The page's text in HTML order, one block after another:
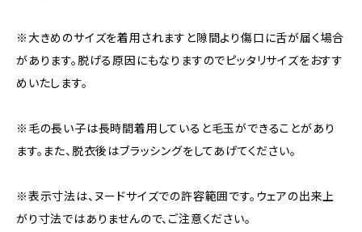
※大きめのサイズを着用されますと隙間より傷口に舌が届く場合
があります。脱げる原因にもなりますのでピッタリサイズをおすす
めいたします。
※毛の長い子は長時間着用していると毛玉ができることがあり
ます。また、脱衣後はブラッシングをしてあげてください。
※表示寸法は、ヌードサイズでの許容範囲です。ウェアの出来上
がり寸法ではありませんので、ご注意ください。